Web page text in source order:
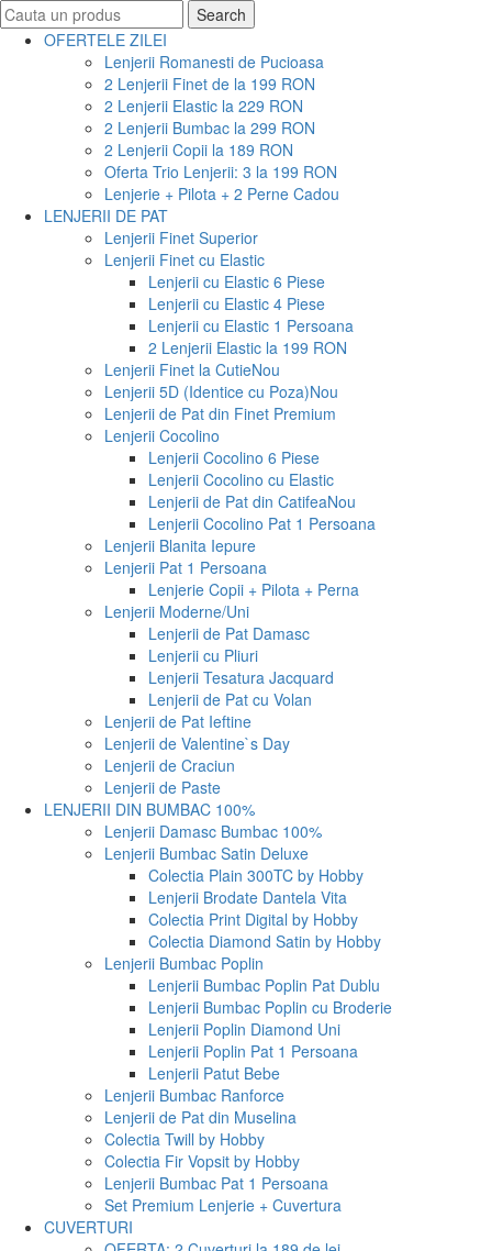
Search
for:
Search
OFERTELE ZILEI
Lenjerii Romanesti de Pucioasa
2 Lenjerii Finet de la 199 RON
2 Lenjerii Elastic la 229 RON
2 Lenjerii Bumbac la 299 RON
2 Lenjerii Copii la 189 RON
Oferta Trio Lenjerii: 3 la 199 RON
Lenjerie + Pilota + 2 Perne Cadou
LENJERII DE PAT
Lenjerii Finet Superior
Lenjerii Finet cu Elastic
Lenjerii cu Elastic 6 Piese
Lenjerii cu Elastic 4 Piese
Lenjerii cu Elastic 1 Persoana
2 Lenjerii Elastic la 199 RON
Lenjerii Finet la CutieNou
Lenjerii 5D (Identice cu Poza)Nou
Lenjerii de Pat din Finet Premium
Lenjerii Cocolino
Lenjerii Cocolino 6 Piese
Lenjerii Cocolino cu Elastic
Lenjerii de Pat din CatifeaNou
Lenjerii Cocolino Pat 1 Persoana
Lenjerii Blanita Iepure
Lenjerii Pat 1 Persoana
Lenjerie Copii + Pilota + Perna
Lenjerii Moderne/Uni
Lenjerii de Pat Damasc
Lenjerii cu Pliuri
Lenjerii Tesatura Jacquard
Lenjerii de Pat cu Volan
Lenjerii de Pat Ieftine
Lenjerii de Valentine`s Day
Lenjerii de Craciun
Lenjerii de Paste
LENJERII DIN BUMBAC 100%
Lenjerii Damasc Bumbac 100%
Lenjerii Bumbac Satin Deluxe
Colectia Plain 300TC by Hobby
Lenjerii Brodate Dantela Vita
Colectia Print Digital by Hobby
Colectia Diamond Satin by Hobby
Lenjerii Bumbac Poplin
Lenjerii Bumbac Poplin Pat Dublu
Lenjerii Bumbac Poplin cu Broderie
Lenjerii Poplin Diamond Uni
Lenjerii Poplin Pat 1 Persoana
Lenjerii Patut Bebe
Lenjerii Bumbac Ranforce
Lenjerii de Pat din Muselina
Colectia Twill by Hobby
Colectia Fir Vopsit by Hobby
Lenjerii Bumbac Pat 1 Persoana
Set Premium Lenjerie + Cuvertura
CUVERTURI